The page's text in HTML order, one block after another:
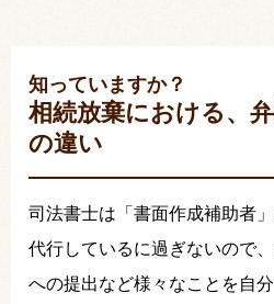
知っていますか？
相続放棄における、
の違い
司法書士は「書面作成補助者
代行しているに過ぎないので
への提出など様々なことを自